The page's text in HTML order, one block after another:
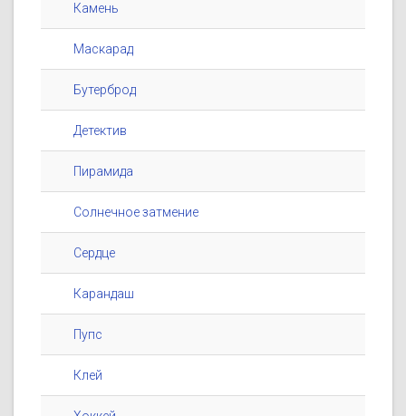
Камень
Маскарад
Бутерброд
Детектив
Пирамида
Солнечное затмение
Сердце
Карандаш
Пупс
Клей